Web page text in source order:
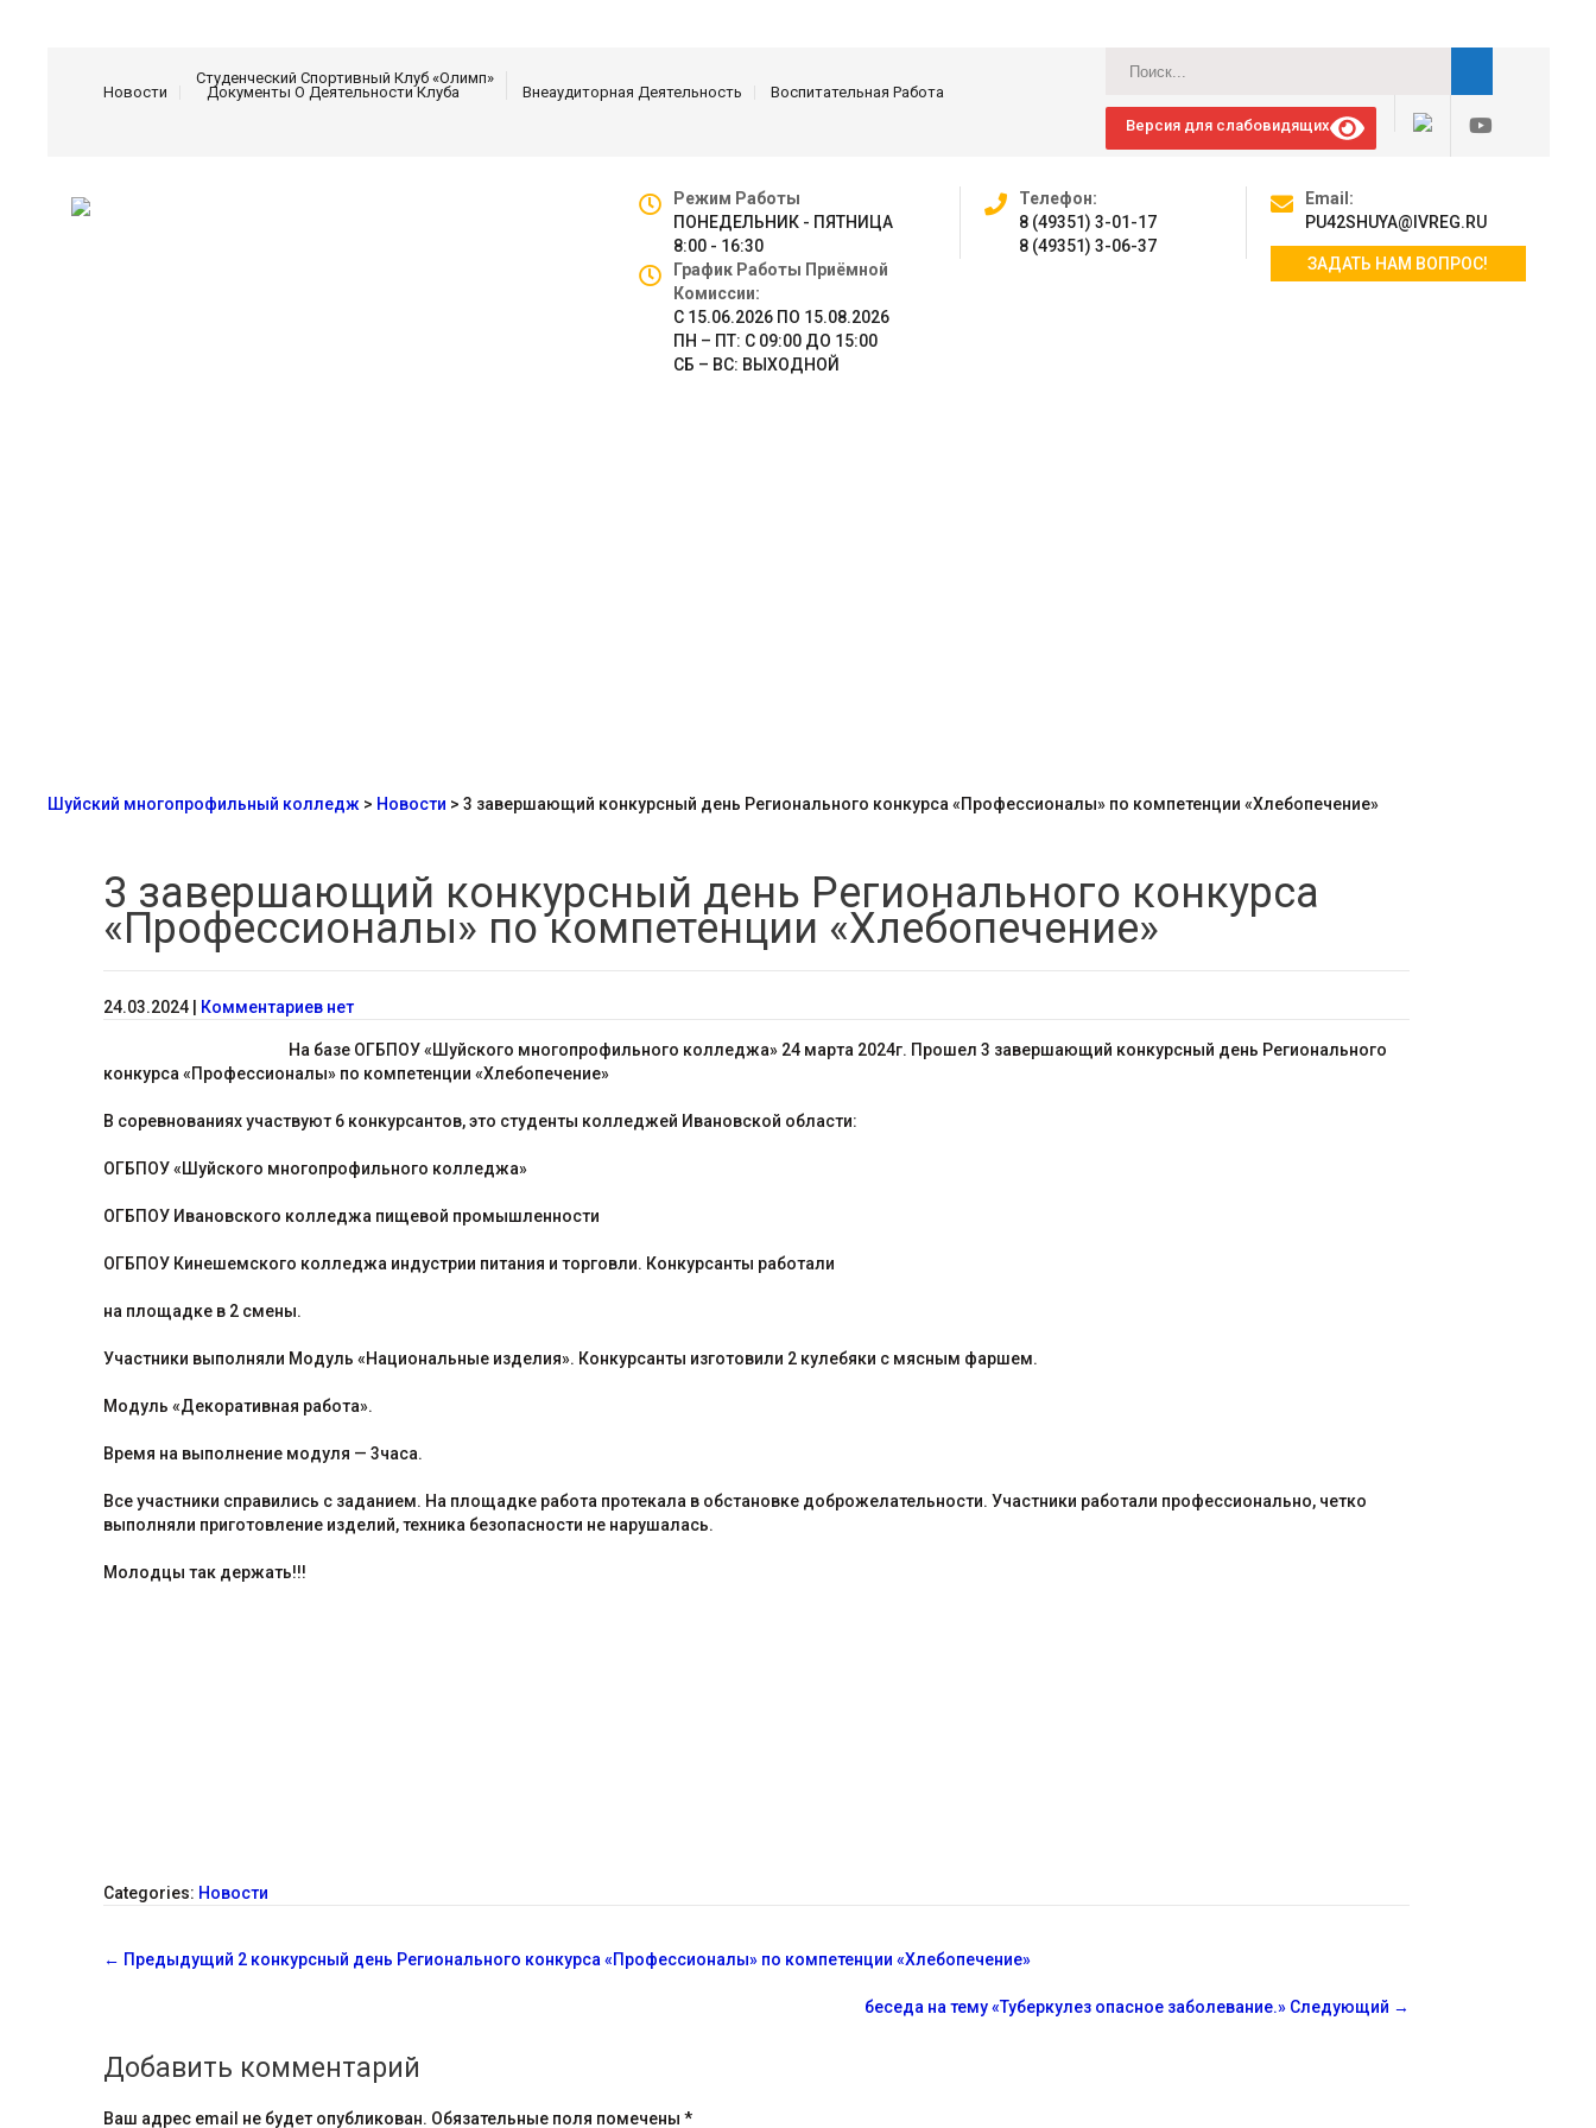
Новости
Студенческий Спортивный Клуб «Олимп»
Документы О Деятельности Клуба
Внеаудиторная Деятельность
Воспитательная Работа
Версия для слабовидящих
Режим Работы
ПОНЕДЕЛЬНИК - ПЯТНИЦА
8:00 - 16:30
График Работы Приёмной
Комиссии:
С 15.06.2026 ПО 15.08.2026
ПН – ПТ: С 09:00 ДО 15:00
СБ – ВС: ВЫХОДНОЙ
Телефон:
8 (49351) 3-01-17
8 (49351) 3-06-37
Email:
PU42SHUYA@IVREG.RU
ЗАДАТЬ НАМ ВОПРОС!
Шуйский многопрофильный колледж > Новости > 3 завершающий конкурсный день Регионального конкурса «Профессионалы» по компетенции «Хлебопечение»
3 завершающий конкурсный день Регионального конкурса
«Профессионалы» по компетенции «Хлебопечение»
24.03.2024 Комментариев нет
На базе ОГБПОУ «Шуйского многопрофильного колледжа» 24 марта 2024г. Прошел 3 завершающий конкурсный день Регионального
конкурса «Профессионалы» по компетенции «Хлебопечение»
В соревнованиях участвуют 6 конкурсантов, это студенты колледжей Ивановской области:
ОГБПОУ «Шуйского многопрофильного колледжа»
ОГБПОУ Ивановского колледжа пищевой промышленности
ОГБПОУ Кинешемского колледжа индустрии питания и торговли. Конкурсанты работали
на площадке в 2 смены.
Участники выполняли Модуль «Национальные изделия». Конкурсанты изготовили 2 кулебяки с мясным фаршем.
Модуль «Декоративная работа».
Время на выполнение модуля — 3часа.
Все участники справились с заданием. На площадке работа протекала в обстановке доброжелательности. Участники работали профессионально, четко
выполняли приготовление изделий, техника безопасности не нарушалась.
Молодцы так держать!!!
Categories: Новости
С
б
← Предыдущий 2 конкурсный день Регионального конкурса «Профессионалы» по компетенции «Хлебопечение»
беседа на тему «Туберкулез опасное заболевание.» Следующий →
Добавить комментарий
Ваш адрес email не будет опубликован. Обязательные поля помечены *